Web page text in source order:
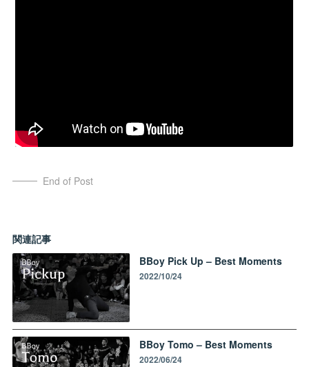
End of Post
関連記事
BBoy Pick Up – Best Moments
2022/10/24
BBoy Tomo – Best Moments
2022/06/24